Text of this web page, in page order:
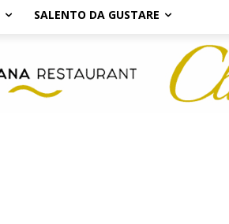
SALENTO DA GUSTARE